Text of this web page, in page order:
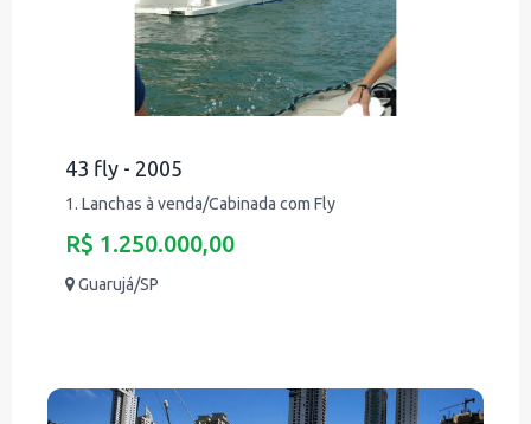
43 fly - 2005
1. Lanchas à venda/Cabinada com Fly
R$ 1.250.000,00
Guarujá/SP